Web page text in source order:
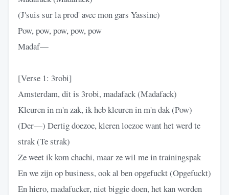
(J'suis sur la prod' avec mon gars Yassine)
Pow, pow, pow, pow, pow
Madaf—
[Verse 1: 3robi]
Amsterdam, dit is 3robi, madafack (Madafack)
Kleuren in m'n zak, ik heb kleuren in m'n dak (Pow)
(Der—) Dertig doezoe, kleren loezoe want het werd te
strak (Te strak)
Ze weet ik kom chachi, maar ze wil me in trainingspak
En we zijn op business, ook al ben opgefuckt (Opgefuckt)
En hiero, madafucker, niet biggie doen, het kan worden